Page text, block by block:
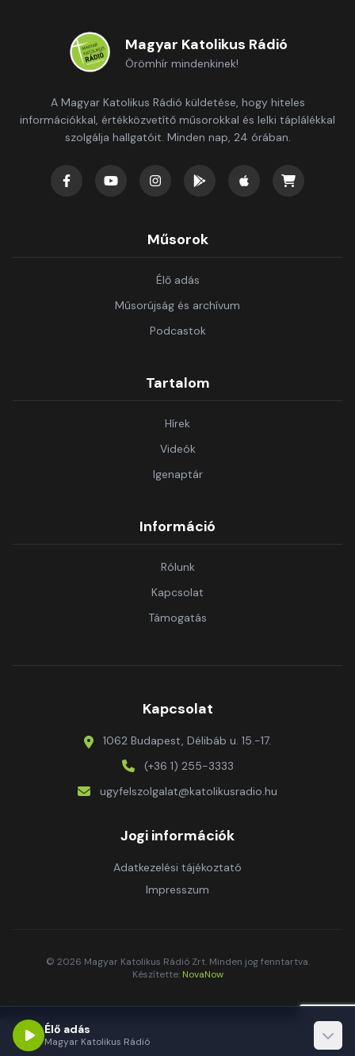
Magyar Katolikus Rádió
Örömhír mindenkinek!
A Magyar Katolikus Rádió küldetése, hogy hiteles
információkkal, értékközvetítő műsorokkal és lelki táplálékkal
szolgálja hallgatóit. Minden nap, 24 órában.
Műsorok
Élő adás
Műsorújság és archívum
Podcastok
Tartalom
Hírek
Videók
Igenaptár
Információ
Rólunk
Kapcsolat
Támogatás
Kapcsolat
1062 Budapest, Délibáb u. 15.-17.
(+36 1) 255-3333
ugyfelszolgalat@katolikusradio.hu
Jogi információk
Adatkezelési tájékoztató
Impresszum
© 2026 Magyar Katolikus Rádió Zrt. Minden jog fenntartva.
Készítette: NovaNow
Élő adás
Magyar Katolikus Rádió